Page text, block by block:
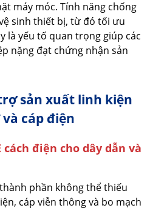
máy móc. Tính năng chống
sinh thiết bị, từ đó tối ưu
là yếu tố quan trọng giúp các
nặng đạt chứng nhận sản
sản xuất linh kiện
cáp điện
cách điện cho dây dẫn và
phần không thể thiếu
cáp viễn thông và bo mạch